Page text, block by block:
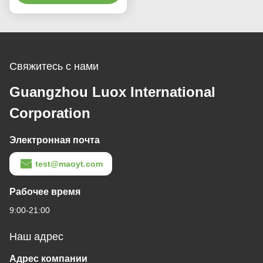
Свяжитесь с нами
Guangzhou Luox International
Corporation
Электронная почта
test@maoyt.com
Рабочее время
9:00-21:00
Наш адрес
Адрес компании